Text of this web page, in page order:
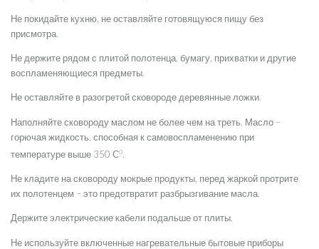
Не покидайте кухню, не оставляйте готовящуюся пищу без
присмотра.
Не держите рядом с плитой полотенца, бумагу, прихватки и другие
воспламеняющиеся предметы.
Не оставляйте в разогретой сковороде деревянные ложки.
Наполняйте сковороду маслом не более чем на треть. Масло –
горючая жидкость, способная к самовоспламенению при
температуре выше 350 С0
Не кладите на сковороду мокрые продукты, перед жаркой протрите
их полотенцем – это предотвратит разбрызгивание масла.
Держите электрические кабели подальше от плиты.
Не используйте включенные нагревательные бытовые приборы